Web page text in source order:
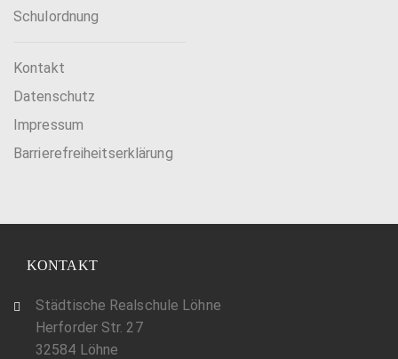
Schulordnung
Kontakt
Datenschutz
Impressum
Barrierefreiheitserklärung
KONTAKT
Städtische Realschule Löhne
Herforder Str. 27
32584 Löhne